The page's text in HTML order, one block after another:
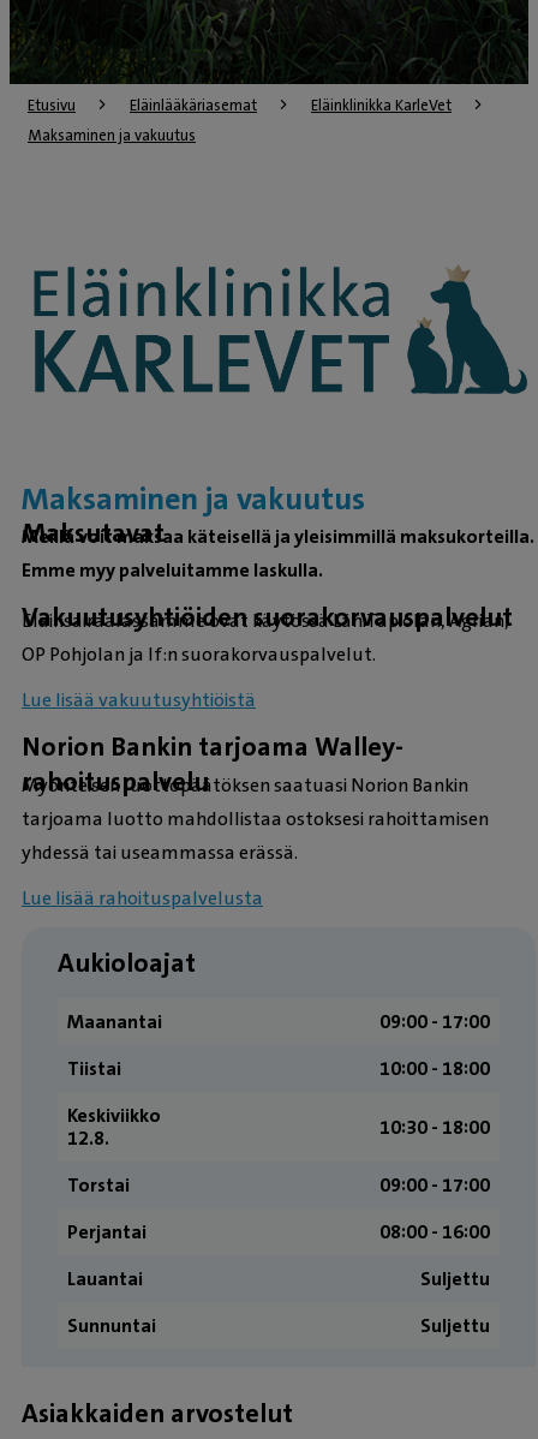
Etusivu Eläinlääkäriasemat
Eläinklinikka KarleVet
Maksaminen ja vakuutus
Maksaminen ja vakuutus
Maksutavat
Meillä voit maksaa käteisellä ja yleisimmillä maksukorteilla.
Emme myy palveluitamme laskulla.
Vakuutusyhtiöiden suorakorvauspalvelut
Eläinsairaalassamme ovat käytössä LähiTapiolan, Agrian,
OP Pohjolan ja If:n suorakorvauspalvelut.
Lue lisää vakuutusyhtiöistä
Norion Bankin tarjoama Walley-
rahoituspalvelu
Myönteisen luottopäätöksen saatuasi Norion Bankin
tarjoama luotto mahdollistaa ostoksesi rahoittamisen
yhdessä tai useammassa erässä.
Lue lisää rahoituspalvelusta
Aukioloajat
Maanantai
09:00 ­- 17:00
Tiistai
10:00 ­- 18:00
Keskiviikko
12.8.
10:30 - 18:00
Torstai
09:00 ­- 17:00
Perjantai
08:00 ­- 16:00
Lauantai
Suljettu
Sunnuntai
Suljettu
Asiakkaiden arvostelut